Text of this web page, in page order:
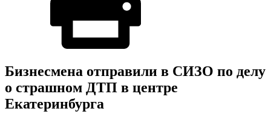
Бизнесмена отправили в СИЗО по делу
о страшном ДТП в центре
Екатеринбурга